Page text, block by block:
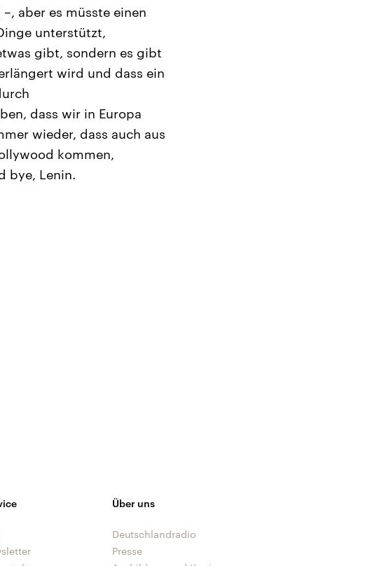
aber es müsste einen
unterstützt,
gibt, sondern es gibt
wird und dass ein
dass wir in Europa
wieder, dass auch aus
kommen,
bye, Lenin.
Über uns
Deutschlandradio
Presse